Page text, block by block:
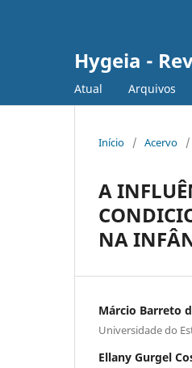
Hygeia -
Atual Arquivos
Início / Acervo /
A
NA
Márcio Barreto
Universidade do
Ellany Gurgel